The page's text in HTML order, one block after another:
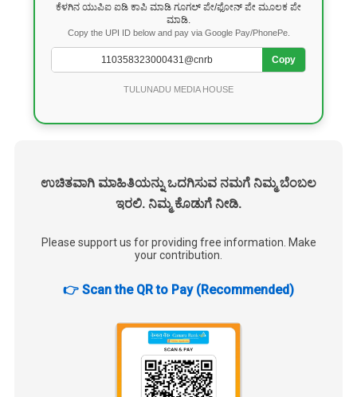
ಕೆಳಗಿನ ಯುಪಿಐ ಐಡಿ ಕಾಪಿ ಮಾಡಿ ಗೂಗಲ್ ಪೇ/ಫೋನ್ ಪೇ ಮೂಲಕ ಪೇ
ಮಾಡಿ.
Copy the UPI ID below and pay via Google Pay/PhonePe.
Copy
TULUNADU MEDIA HOUSE
ಉಚಿತವಾಗಿ ಮಾಹಿತಿಯನ್ನು ಒದಗಿಸುವ ನಮಗೆ ನಿಮ್ಮ ಬೆಂಬಲ
ಇರಲಿ. ನಿಮ್ಮ ಕೊಡುಗೆ ನೀಡಿ.
Please support us for providing free information. Make
your contribution.
👉 Scan the QR to Pay (Recommended)